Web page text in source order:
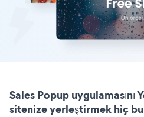
Sales Popup uygulamasını
sitenize yerleştirmek hiç